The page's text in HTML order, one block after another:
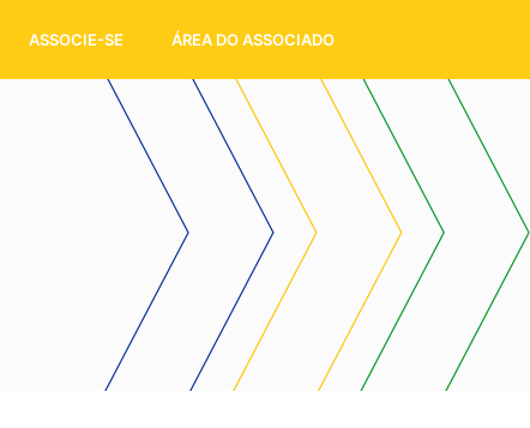
ASSOCIE-SE ÁREA DO ASSOCIADO